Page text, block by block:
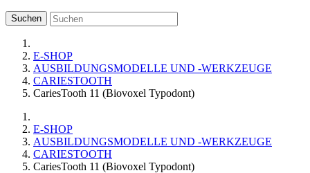
Suchen
E-SHOP
AUSBILDUNGSMODELLE UND -WERKZEUGE
CARIESTOOTH
CariesTooth 11 (Biovoxel Typodont)
E-SHOP
AUSBILDUNGSMODELLE UND -WERKZEUGE
CARIESTOOTH
CariesTooth 11 (Biovoxel Typodont)